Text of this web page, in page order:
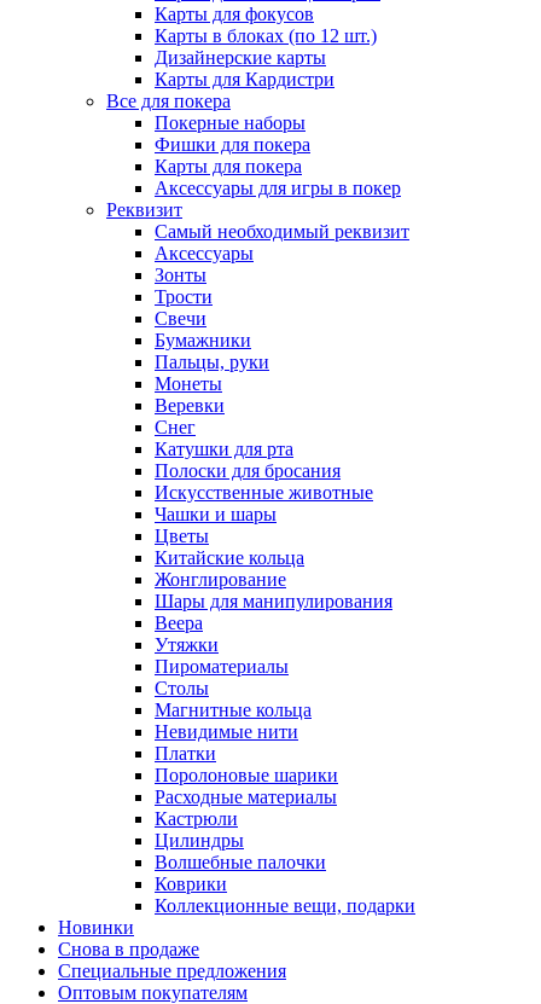
Карты для фокусов
Карты в блоках (по 12 шт.)
Дизайнерские карты
Карты для Кардистри
Все для покера
Покерные наборы
Фишки для покера
Карты для покера
Аксессуары для игры в покер
Реквизит
Самый необходимый реквизит
Аксессуары
Зонты
Трости
Свечи
Бумажники
Пальцы, руки
Монеты
Веревки
Снег
Катушки для рта
Полоски для бросания
Искусственные животные
Чашки и шары
Цветы
Китайские кольца
Жонглирование
Шары для манипулирования
Веера
Утяжки
Пироматериалы
Столы
Магнитные кольца
Невидимые нити
Платки
Поролоновые шарики
Расходные материалы
Кастрюли
Цилиндры
Волшебные палочки
Коврики
Коллекционные вещи, подарки
Новинки
Снова в продаже
Специальные предложения
Оптовым покупателям